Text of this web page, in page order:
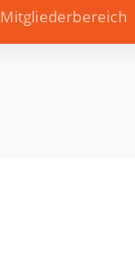
Mitgliederbereich